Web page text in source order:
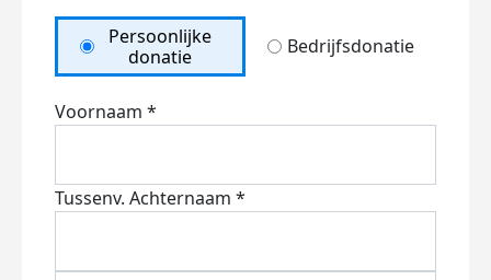
Persoonlijke
donatie
Bedrijfsdonatie
Voornaam *
Tussenv. Achternaam *